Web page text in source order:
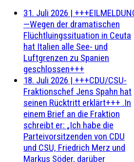
31. Juli 2026 |
—Wegen der dramatischen
Flüchtluingssituation in Ceuta
hat Italien alle See- und
Luftgrenzen zu Spanien
geschlossen+++
18. Juli 2026 | +++CDU/CSU-
Fraktionschef Jens Spahn hat
seinen Rücktritt erklärt+++ .In
einem Brief an die Fraktion
schreibt er: „Ich habe die
Parteivorsitzenden von CDU
und CSU, Friedrich Merz und
Markus Söder, darüber